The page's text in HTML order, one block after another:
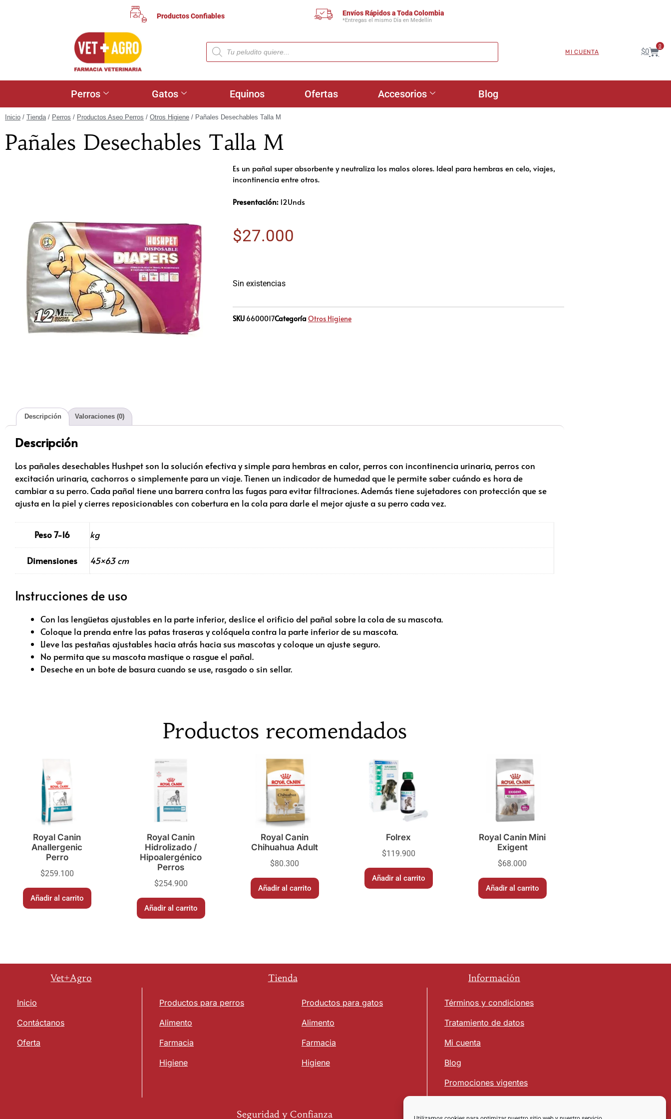
Productos Confiables Envíos Rápidos a Toda Colombia
*Entregas el mismo Día en Medellín
MI CUENTA $0
0
Perros Gatos Equinos Ofertas Accesorios Blog
Inicio / Tienda/ Perros / Productos Aseo Perros / Otros Higiene / Pañales Desechables Talla M
Pañales Desechables Talla M
Es un pañal super absorbente y neutraliza los malos olores. Ideal para hembras en celo, viajes,
incontinencia entre otros.
Presentación:12Unds
$27.000
Sin existencias
SKU 6600017CategoríaOtros Higiene
Descripción Valoraciones (0)
Descripción
Los pañales desechables Hushpet son la solución efectiva y simple para hembras en calor, perros con incontinencia urinaria, perros con
excitación urinaria, cachorros o simplemente para un viaje. Tienen un indicador de humedad que le permite saber cuándo es hora de
cambiar a su perro. Cada pañal tiene una barrera contra las fugas para evitar filtraciones. Además tiene sujetadores con protección que se
ajusta en la piel y cierres reposicionables con cobertura en la cola para darle el mejor ajuste a su perro cada vez.
Peso 7-16 kg
Dimensiones 45×63 cm
Instrucciones de uso
Con las lengüetas ajustables en la parte inferior, deslice el orificio del pañal sobre la cola de su mascota.
Coloque la prenda entre las patas traseras y colóquela contra la parte inferior de su mascota.
Lleve las pestañas ajustables hacia atrás hacia sus mascotas y coloque un ajuste seguro.
No permita que su mascota mastique o rasgue el pañal.
Deseche en un bote de basura cuando se use, rasgado o sin sellar.
Productos recomendados
Royal Canin
Anallergenic
Perro
$259.100
Añadir al carrito
Royal Canin
Hidrolizado /
Hipoalergénico
Perros
$254.900
Añadir al carrito
Royal Canin
Chihuahua Adult
$80.300
Añadir al carrito
Folrex
$119.900
Añadir al carrito
Royal Canin Mini
Exigent
$68.000
Añadir al carrito
Vet+Agro Tienda Información
Inicio
Contáctanos
Oferta
Productos para perros
Alimento
Farmacia
Higiene
Productos para gatos
Alimento
Farmacia
Higiene
Términos y condiciones
Tratamiento de datos
Mi cuenta
Blog
Promociones vigentes
Seguridad y Confianza